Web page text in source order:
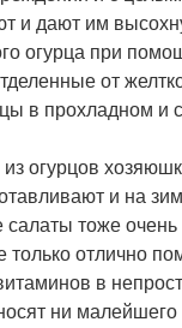
и дают им
огурца при
от
в прохладном и
огурцов
и на
тоже очень
только отлично
в
ни